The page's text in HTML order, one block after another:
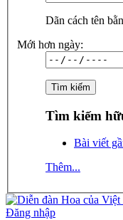
Dãn cách tên
Mới hơn ngày:
Tìm kiếm
Bài viết
Thêm...
Đăng nhập